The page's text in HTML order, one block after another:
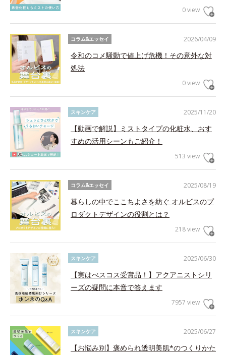
0 view
2026/04/09
コラム&エッセイ
令和のコメ騒動で値上げ危機！その意外な対
処法
0 view
2025/11/20
スキンケア
【動画で解説】ミストタイプの化粧水、おす
すめの活用シーンもご紹介！
513 view
2025/08/19
コラム&エッセイ
暮らしの中でここちよさを紡ぐ オルビスのプ
ロダクトデザインの役割とは？
218 view
2025/06/30
スキンケア
【実はべスコス受賞品！】アクアニストシリ
ーズの疑問に本音で答えます
7957 view
2025/06/27
スキンケア
【お悩み別】褒められ透明美肌*のつくりかた